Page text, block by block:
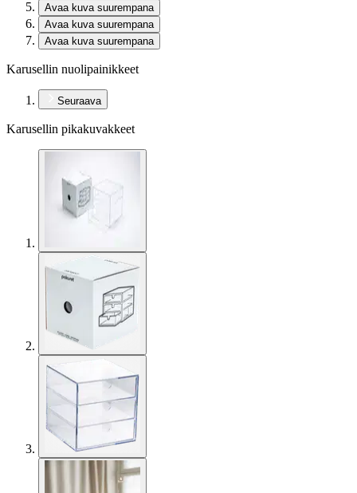
Avaa kuva suurempana
Avaa kuva suurempana
Avaa kuva suurempana
Karusellin nuolipainikkeet
Seuraava
Karusellin pikakuvakkeet